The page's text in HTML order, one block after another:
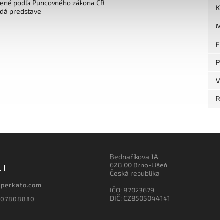
podľa Puncovného zákona ČR
predstave
Bednaříkova 1A
628 00 Brno-Líšeň
Česká republika
IČO: 87023679
DIČ: CZ8505044141